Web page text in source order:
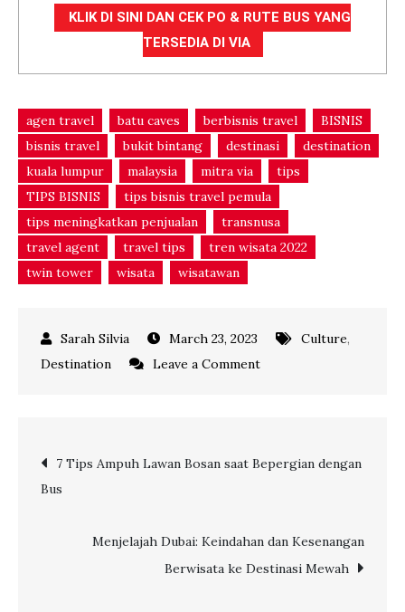
KLIK DI SINI DAN CEK PO & RUTE BUS YANG
TERSEDIA DI VIA
agen travel batu caves berbisnis travel
BISNIS
bisnis travel
bukit bintang destinasi
destination
kuala lumpur
malaysia mitra via
tips
TIPS BISNIS
tips bisnis travel pemula
tips meningkatkan penjualan
transnusa
travel agent
travel tips
tren wisata 2022
twin tower
wisata wisatawan
March 23, 2023 Culture,
Destination
Leave a Commenton
Kota
bersama
TransNusa
Post
7 Tips Ampuh Lawan Bosan saat Bepergian dengan
Bus
Menjelajah Dubai: Keindahan dan Kesenangan
Berwisata ke Destinasi Mewah